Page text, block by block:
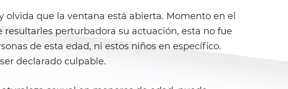
olvida que la ventana está abierta. Momento en el
perturbadora su actuación, esta no fue
de esta edad, ni estos niños en específico.
declarado culpable.